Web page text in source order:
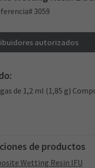
3059
autorizados
de 1,2 ml (1,85 g)
de productos
Wetting Resin IFU